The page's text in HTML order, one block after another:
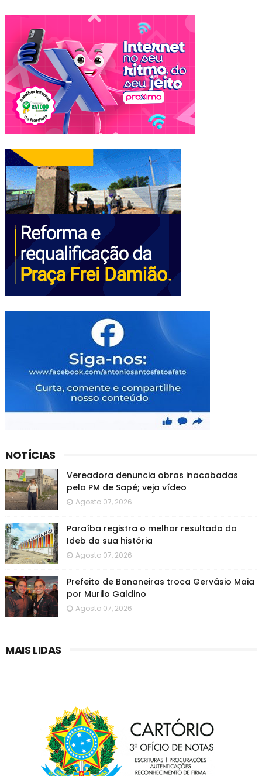
NOTÍCIAS
Vereadora denuncia obras inacabadas
pela PM de Sapé; veja vídeo
Agosto 07, 2026
Paraíba registra o melhor resultado do
Ideb da sua história
Agosto 07, 2026
Prefeito de Bananeiras troca Gervásio Maia
por Murilo Galdino
Agosto 07, 2026
MAIS LIDAS